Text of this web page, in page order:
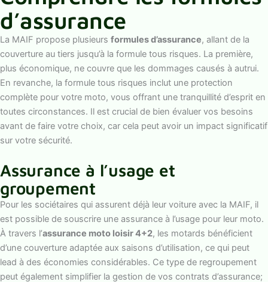
d’assurance
La MAIF propose plusieurs formules d’assurance, allant de la
couverture au tiers jusqu’à la formule tous risques. La première,
plus économique, ne couvre que les dommages causés à autrui.
En revanche, la formule tous risques inclut une protection
complète pour votre moto, vous offrant une tranquillité d’esprit en
toutes circonstances. Il est crucial de bien évaluer vos besoins
avant de faire votre choix, car cela peut avoir un impact significatif
sur votre sécurité.
Assurance à l’usage et
groupement
Pour les sociétaires qui assurent déjà leur voiture avec la MAIF, il
est possible de souscrire une assurance à l’usage pour leur moto.
À travers l’assurance moto loisir 4+2, les motards bénéficient
d’une couverture adaptée aux saisons d’utilisation, ce qui peut
lead à des économies considérables. Ce type de regroupement
peut également simplifier la gestion de vos contrats d’assurance;